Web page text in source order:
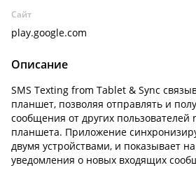
Сайт
play.google.com
Описание
SMS Texting from Tablet & Sync
планшет, позволяя отправлять и
сообщения от других
планшета. Приложение
двумя устройствами, и показывает
уведомления о новых входящих